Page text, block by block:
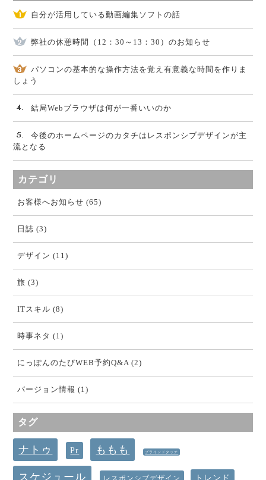
自分が活用している動画編集ソフトの話
弊社の休憩時間（12：30～13：30）のお知らせ
パソコンの基本的な操作方法を覚え有意義な時間を作りま
しょう
結局Webブラウザは何が一番いいのか
今後のホームページのカタチはレスポンシブデザインが主
流となる
カテゴリ
お客様へお知らせ (65)
日誌 (3)
デザイン (11)
旅 (3)
ITスキル (8)
時事ネタ (1)
にっぽんのたびWEB予約Q&A (2)
バージョン情報 (1)
タグ
ナトゥ Pr ももも ブラインドタッチ
スケジュール トレンド